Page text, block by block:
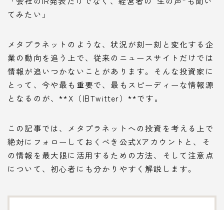
てみたい」
メタプラネットのような、状況が刻一刻と変化する企
業の動向を追う上で、従来のニュースサイトだけでは
情報が追いつかないことがあります。そんな投資家に
とって、今や最も重要で、最もスピーディーな情報源
となるのが、**X（旧Twitter）**です。
この記事では、メタプラネットへの投資を考える上で
絶対にフォローしておくべき公式Xアカウントと、そ
の情報を最大限に活用するための方法、そして注意点
について、初心者にも分かりやすく解説します。